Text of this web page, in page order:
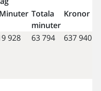
Minuter Totala
minuter
Kronor
928 63 794 637 940